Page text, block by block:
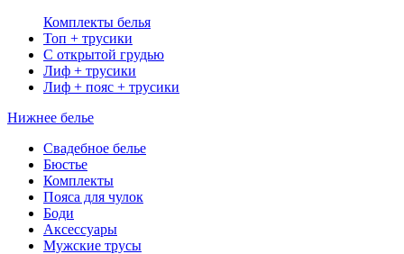
Комплекты белья
Топ + трусики
С открытой грудью
Лиф + трусики
Лиф + пояс + трусики
Нижнее белье
Свадебное белье
Бюстье
Комплекты
Пояса для чулок
Боди
Аксессуары
Мужские трусы